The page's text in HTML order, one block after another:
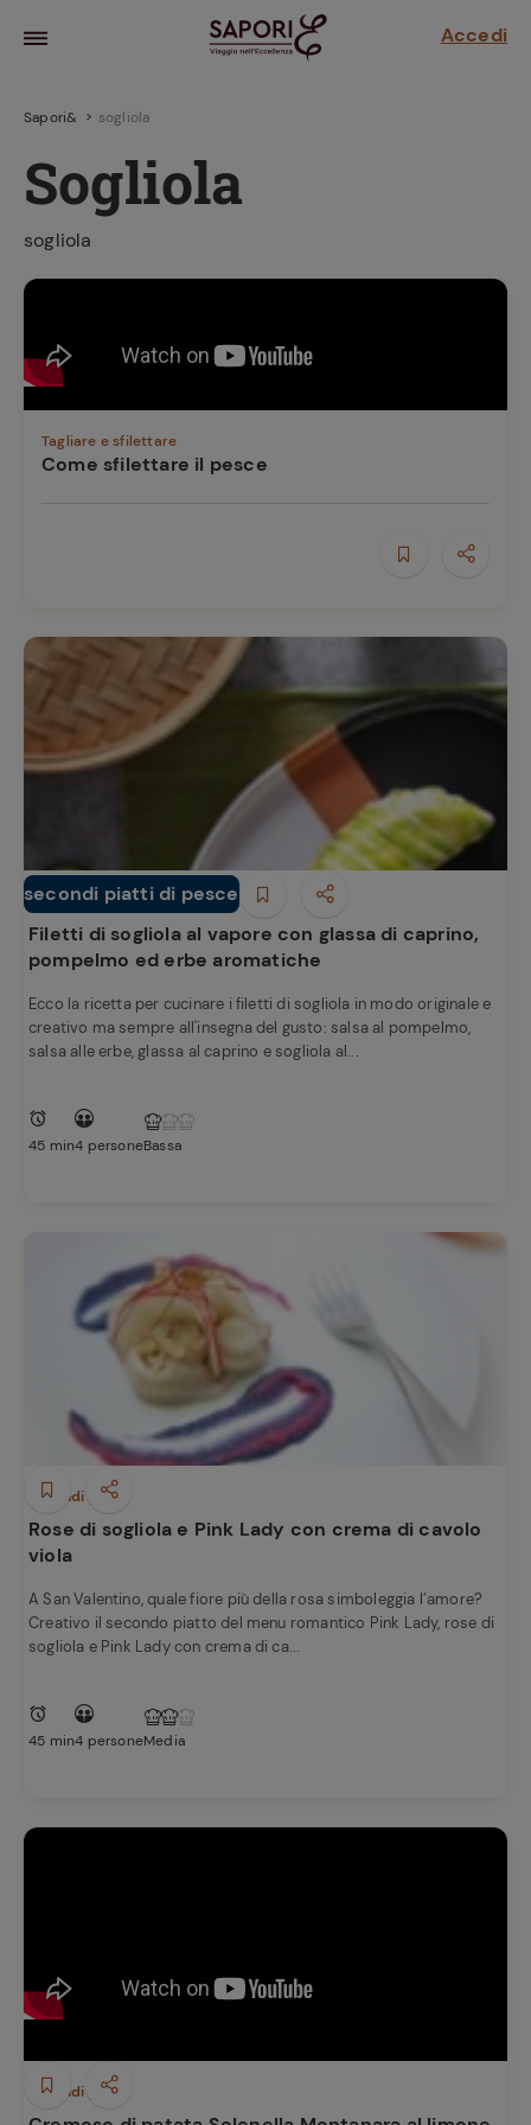
Accedi
la frutta
sensi di
Sapori& sogliola
Sogliola
sogliola
Tagliare e sfilettare
Come sfilettare il pesce
secondi piatti di pesce
Secondi piatti
Filetti di sogliola al vapore con glassa di caprino,
pompelmo ed erbe aromatiche
Ecco la ricetta per cucinare i filetti di sogliola in modo originale e
creativo ma sempre all'insegna del gusto: salsa al pompelmo,
salsa alle erbe, glassa al caprino e sogliola al...
45 min4 personeBassa
Secondi piatti
Rose di sogliola e Pink Lady con crema di cavolo
viola
A San Valentino, quale fiore più della rosa simboleggia l’amore?
Creativo il secondo piatto del menu romantico Pink Lady, rose di
sogliola e Pink Lady con crema di ca...
45 min4 personeMedia
Secondi piatti